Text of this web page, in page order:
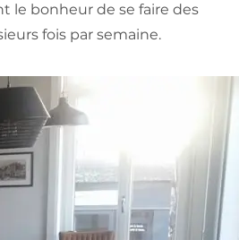
le bonheur de se faire des
fois par semaine.